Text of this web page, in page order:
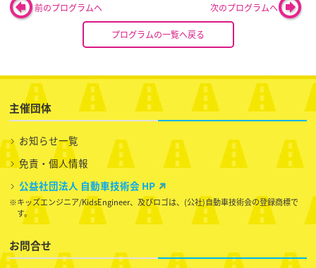
前のプログラムへ 次のプログラムへ
プログラムの一覧へ戻る
主催団体
お知らせ一覧
免責・個人情報
公益社団法人 自動車技術会 HP
※キッズエンジニア/KidsEngineer、及びロゴは、(公社)自動車技術会の登録商標で
す。
お問合せ